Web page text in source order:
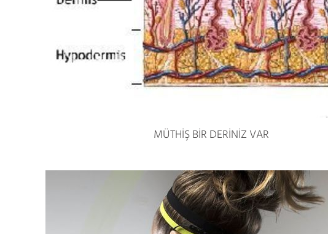
MÜTHİŞ BİR DERİNİZ VAR